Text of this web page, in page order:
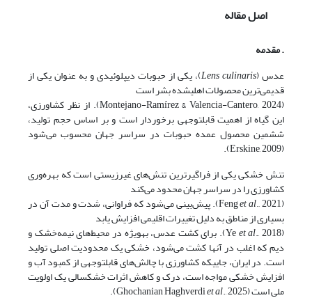
اصل مقاله
. مقدمه
عدس (
Lensculinaris )، یکی از حبوبات دیپلوئیدی و به عنوان یکی از
قدیمی‌ترین محصولات اهلی­شده بشر است
(Montejano-Ramírez & Valencia-Cantero, 2024). از نظر کشاورزی،
این گیاه از اهمیت قابل­توجهی برخوردار است و بر اساس حجم تولید،
ششمین محصول عمده حبوبات در سراسر جهان محسوب می‌شود
(Erskine, 2009).
تنش خشکی یکی از فراگیرترین تنش‌های غیرزیستی است که بهره‌وری
کشاورزی را در سراسر جهان محدود می‌کند
(Feng
et al ., 2021). پیش‌بینی می‌شود که فراوانی، شدت و مدت آن در
بسیاری از مناطق به دلیل تغییرات اقلیمی افزایش یابد
(Ye
et al ., 2018). برای کشت عدس، به­ویژه در محیط‌های نیمه‌خشک و
دیم که اغلب در آنها کشت می‌شود، خشکی یک محدودیت اصلی تولید
است. در ایران، جایی­که کشاورزی با چالش‌های قابل­توجهی از کمبود آب و
افزایش خشکی مواجه است، درک و کاهش اثرات خشکسالی یک اولویت
ملی است (Ghochanian Haghverdi et al., 2025).